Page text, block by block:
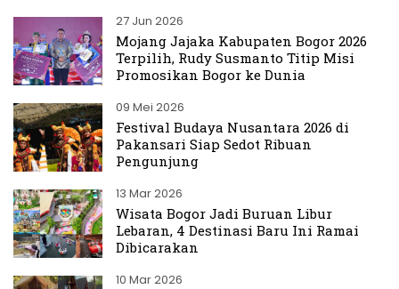
27 Jun 2026
Mojang Jajaka Kabupaten Bogor 2026
Terpilih, Rudy Susmanto Titip Misi
Promosikan Bogor ke Dunia
09 Mei 2026
Festival Budaya Nusantara 2026 di
Pakansari Siap Sedot Ribuan
Pengunjung
13 Mar 2026
Wisata Bogor Jadi Buruan Libur
Lebaran, 4 Destinasi Baru Ini Ramai
Dibicarakan
10 Mar 2026